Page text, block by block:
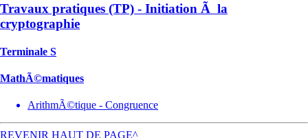
Travaux pratiques (TP) - Initiation Ã la
cryptographie
Terminale S
MathÃ©matiques
ArithmÃ©tique - Congruence
REVENIR HAUT DE PAGE^